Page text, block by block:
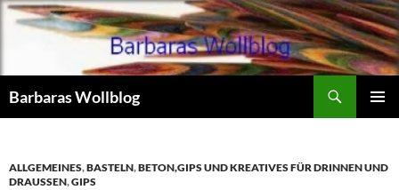
Zum
Inhalt
Barbaras Wollblog
ALLGEMEINES,BASTELN,BETON,GIPS UND KREATIVES FÜR DRINNEN UND
DRAUSSEN,GIPS